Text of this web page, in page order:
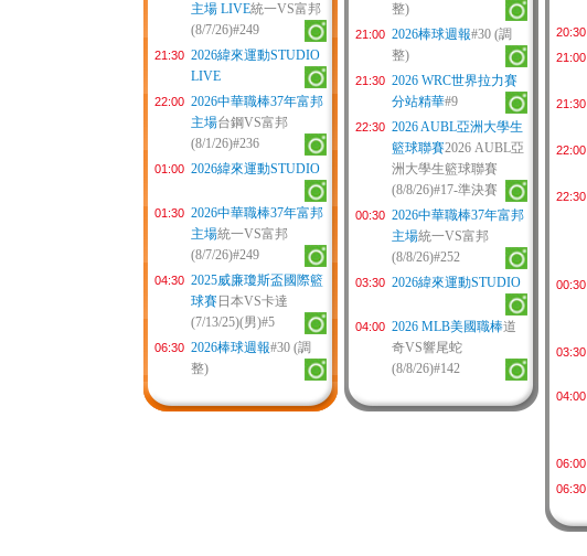
主場 LIVE統一VS富邦
(8/7/26)#249
21:30 2026緯來運動STUDIO
LIVE
22:00 2026中華職棒37年富邦
主場台鋼VS富邦
(8/1/26)#236
01:00 2026緯來運動STUDIO
01:30 2026中華職棒37年富邦
主場統一VS富邦
(8/7/26)#249
04:30 2025威廉瓊斯盃國際籃
球賽 日本VS卡達
(7/13/25)(男)#5
06:30 2026棒球週報#30 (調
整)
整)
21:00 2026棒球週報#30 (調
整)
21:30 2026 WRC世界拉力賽
分站精華#9
22:30 2026 AUBL亞洲大學生
籃球聯賽2026 AUBL亞
洲大學生籃球聯賽
(8/8/26)#17-準決賽
00:30 2026中華職棒37年富邦
主場統一VS富邦
(8/8/26)#252
03:30 2026緯來運動STUDIO
04:00 2026 MLB美國職棒道
奇VS響尾蛇
(8/8/26)#142
20:30
21:00
21:30
22:00
22:30
00:30
03:30
04:00
06:00
06:30